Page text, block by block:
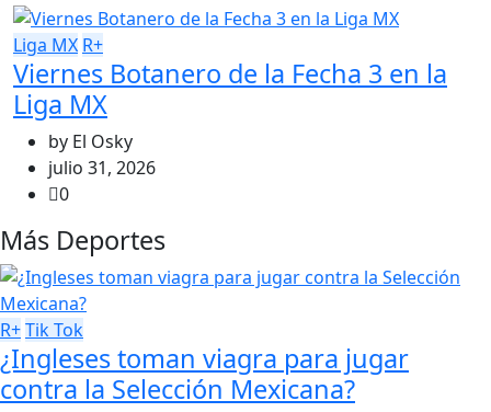
Liga MX R+
Viernes Botanero de la Fecha 3 en la
Liga MX
by El Osky
julio 31, 2026
0
Más Deportes
R+Tik Tok
¿Ingleses toman viagra para jugar
contra la Selección Mexicana?